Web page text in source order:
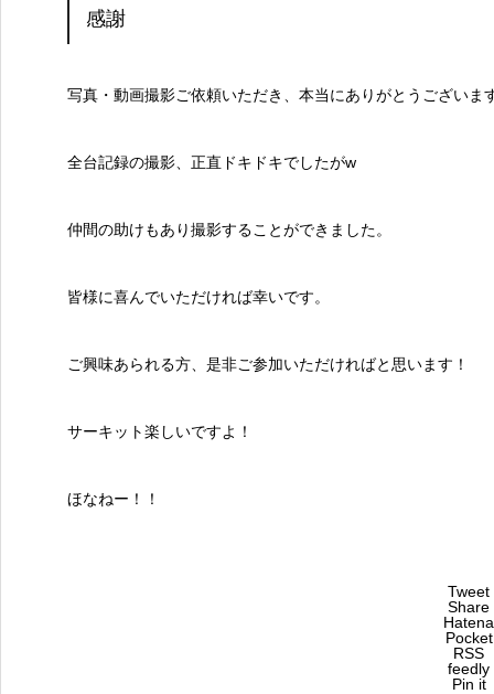
感謝
写真・動画撮影ご依頼いただき、本当にありがとうございま
全台記録の撮影、正直ドキドキでしたがw
仲間の助けもあり撮影することができました。
皆様に喜んでいただければ幸いです。
ご興味あられる方、是非ご参加いただければと思います！
サーキット楽しいですよ！
ほなねー！！
Tweet
Share
Hatena
Pocket
RSS
feedly
Pin it